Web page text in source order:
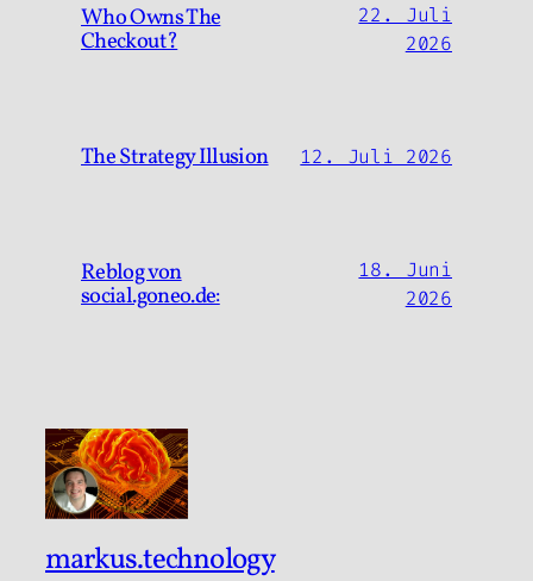
Who Owns The
Checkout?
22. Juli
2026
The Strategy Illusion 12. Juli 2026
Reblog von
social.goneo.de:
18. Juni
2026
markus.technology